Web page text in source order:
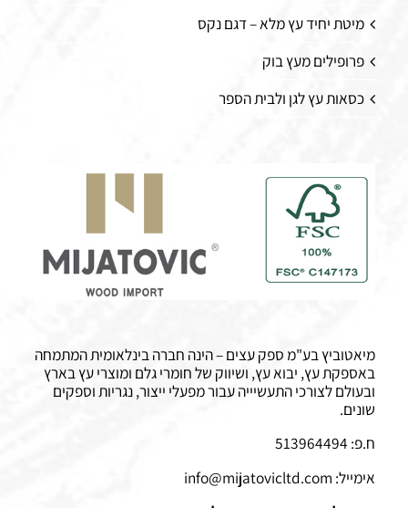
מיטת יחיד עץ מלא – דגם נקס
פרופילים מעץ בוק
כסאות עץ לגן ולבית הספר
מיאטוביץ בע"מ ספק עצים – הינה חברה בינלאומית המתמחה
באספקת עץ, יבוא עץ, ושיווק של חומרי גלם ומוצרי עץ בארץ
ובעולם לצורכי התעשיייה עבור מפעלי ייצור, נגריות וספקים
שונים.
ח.פ: 513964494
אימייל: info@mijatovicltd.com